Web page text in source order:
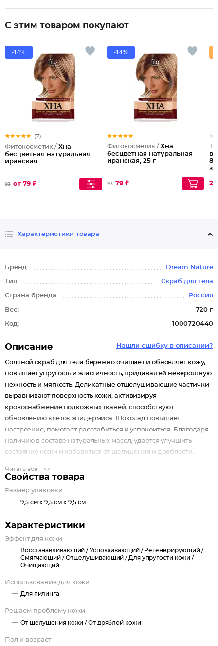
С этим товаром покупают
-14%
(7)
Фитокосметик / Хна
бесцветная натуральная
иранская
93 от 79 ₽
-14%
Фитокосметик / Хна
бесцветная натуральная
иранская, 25 г
93 79 ₽
Характеристики товара
Бренд: Dream Nature
Тип: Скраб для тела
Страна бренда: Россия
Вес: 720 г
Код: 1000720440
Нашли ошибку в описании?
Описание
Соляной скраб для тела бережно очищает и обновляет кожу,
повышает упругость и эластичность, придавая ей невероятную
нежность и мягкость. Деликатные отшелушивающие частички
выравнивают поверхность кожи, активизируя
кровоснабжение подкожных тканей, способствуют
обновлению клеток эпидермиса. Шоколад повышает
настроение, помогает расслабиться и успокоиться. Благодаря
наличию в составе натуральных масел, удается улучшить
состояние кожи и избавиться от шелушения и дряблости.
незамедлительно промыть водой.
Читать все
Свойства товара
Размер упаковки
9,5 см x 9,5 см x 9,5 см
Характеристики
Эффект для кожи
Восстанавливающий /Успокаивающий / Регенерирующий /
Смягчающий /Отшелушивающий / Для упругости кожи /
Очищающий
Использование для кожи
Для пилинга
Решаем проблему кожи
От шелушения кожи /От дряблой кожи
Пол и возраст